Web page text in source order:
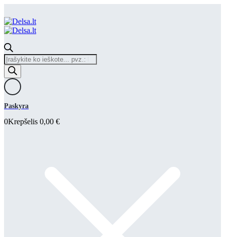
Products
search
Paskyra
0Krepšelis 0,00 €